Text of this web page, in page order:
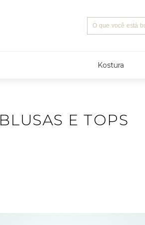
Kostura
BLUSAS E TOPS